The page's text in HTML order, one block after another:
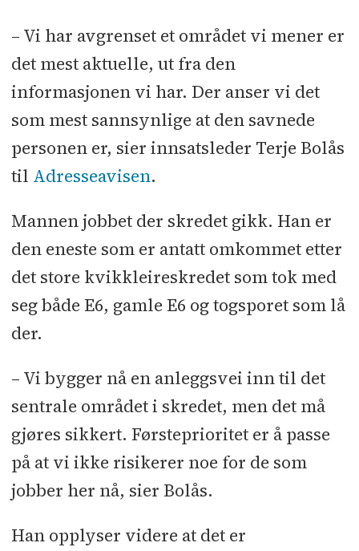
– Vi har avgrenset et området vi mener er
det mest aktuelle, ut fra den
informasjonen vi har. Der anser vi det
som mest sannsynlige at den savnede
personen er, sier innsatsleder Terje Bolås
til Adresseavisen.
Mannen jobbet der skredet gikk. Han er
den eneste som er antatt omkommet etter
det store kvikkleireskredet som tok med
seg både E6, gamle E6 og togsporet som lå
der.
– Vi bygger nå en anleggsvei inn til det
sentrale området i skredet, men det må
gjøres sikkert. Førsteprioritet er å passe
på at vi ikke risikerer noe for de som
jobber her nå, sier Bolås.
Han opplyser videre at det er